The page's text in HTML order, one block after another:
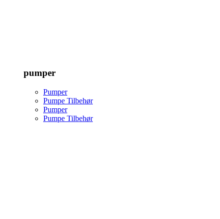
pumper
Pumper
Pumpe Tilbehør
Pumper
Pumpe Tilbehør